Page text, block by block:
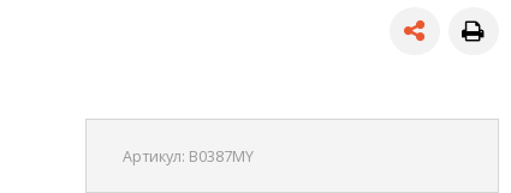
Артикул: B0387MY